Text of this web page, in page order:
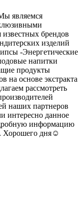
являемся
брендов
изделий
-Энергетические
напитки
продукты
на основе экстракта
рассмотреть
наших партнеров
интересно данное
информацию
Хорошего дня☺️